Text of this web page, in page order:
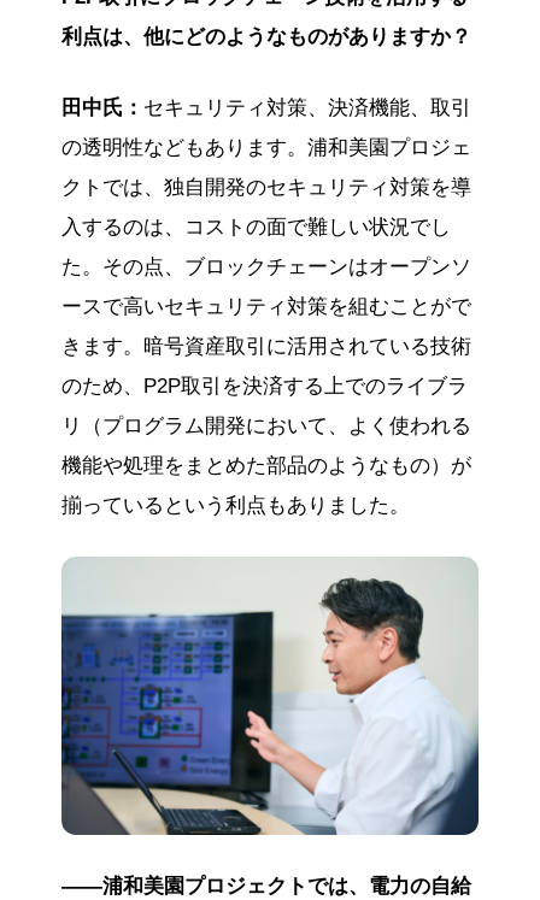
利点は、他にどのようなものがありますか？
田中氏： セキュリティ対策、決済機能、取引
の透明性などもあります。浦和美園プロジェ
クトでは、独自開発のセキュリティ対策を導
入するのは、コストの面で難しい状況でし
た。その点、ブロックチェーンはオープンソ
ースで高いセキュリティ対策を組むことがで
きます。暗号資産取引に活用されている技術
のため、P2P取引を決済する上でのライブラ
リ（プログラム開発において、よく使われる
機能や処理をまとめた部品のようなもの）が
揃っているという利点もありました。
——浦和美園プロジェクトでは、電力の自給